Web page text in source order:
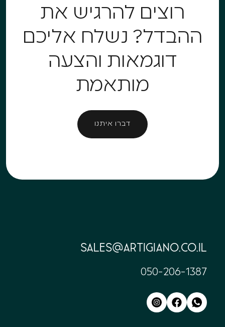
רוצים להרגיש את
ההבדל? נשלח אליכם
דוגמאות והצעה
מותאמת
דברו איתנו
sales@artigiano.co.il
050-206-1387